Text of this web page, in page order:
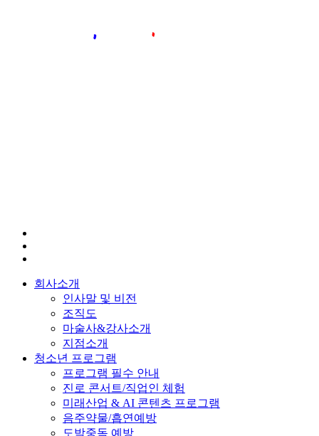
회사소개
인사말 및 비전
조직도
마술사&강사소개
지점소개
청소년 프로그램
프로그램 필수 안내
진로 콘서트/직업인 체험
미래산업 & AI 콘텐츠 프로그램
음주약물/흡연예방
도박중독 예방